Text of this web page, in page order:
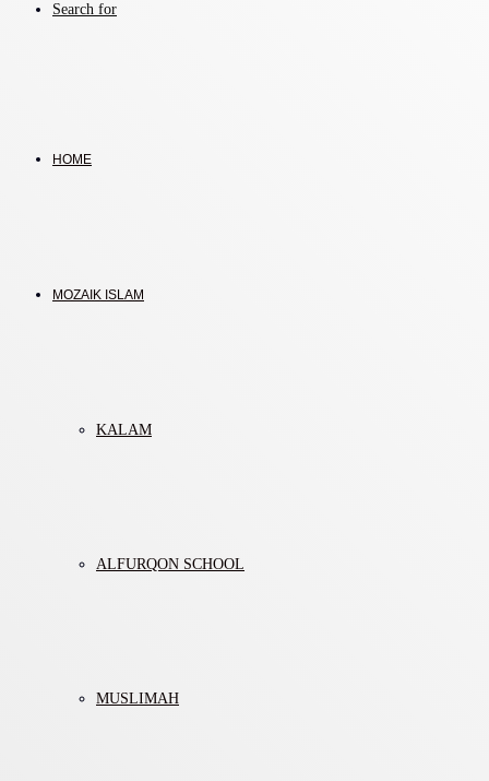
Search for
HOME
MOZAIK ISLAM
KALAM
ALFURQON SCHOOL
MUSLIMAH